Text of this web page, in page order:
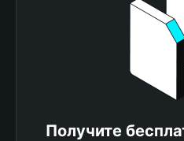
Получите